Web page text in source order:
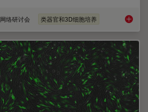
网络研讨会 类器官和3D细胞培养 揭开类